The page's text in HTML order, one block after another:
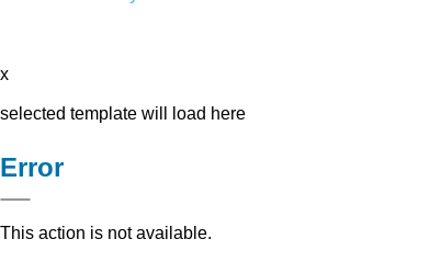
x
selected template will load here
Error
This action is not available.